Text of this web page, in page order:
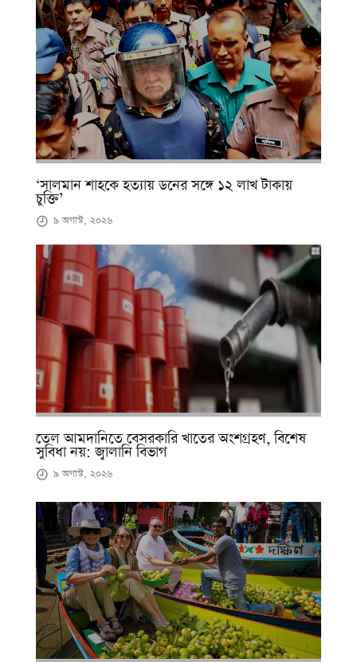
‘সালমান শাহকে হত্যায় ডনের সঙ্গে ১২ লাখ টাকায়
চুক্তি’
৯ অগাস্ট, ২০২৬
তেল আমদানিতে বেসরকারি খাতের অংশগ্রহণ, বিশেষ
সুবিধা নয়: জ্বালানি বিভাগ
৯ অগাস্ট, ২০২৬